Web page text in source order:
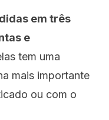
em três
e
tem uma
mais importante
ou com o